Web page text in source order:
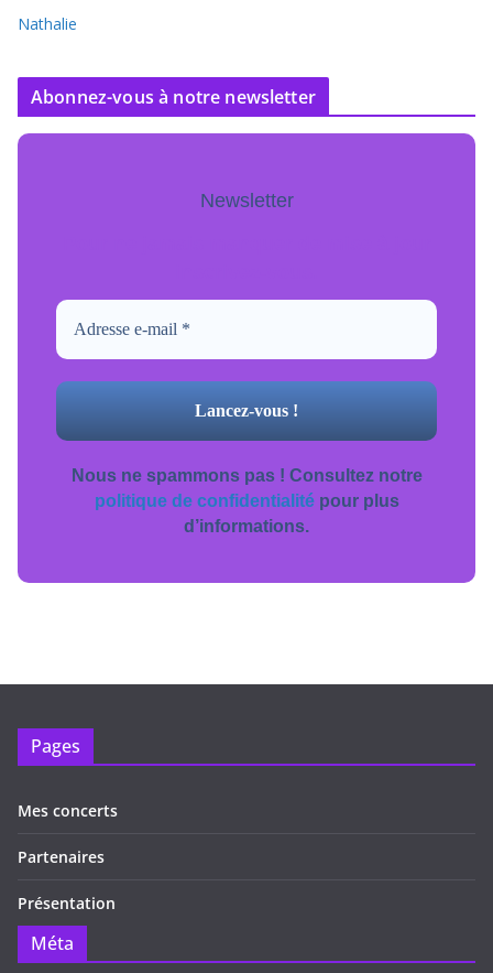
Nathalie
Abonnez-vous à notre newsletter
Newsletter
Nous ne spammons pas ! Consultez notre
politique de confidentialitépour plus
d’informations.
Pages
Mes concerts
Partenaires
Présentation
Méta